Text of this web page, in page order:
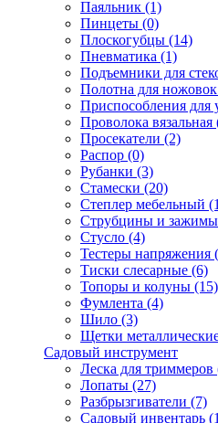
Паяльник (1)
Пинцеты (0)
Плоскогубцы (14)
Пневматика (1)
Подъемники для
Полотна для ножовок
Приспособления для
Проволока вязальная
Просекатели (2)
Распор (0)
Рубанки (3)
Стамески (20)
Степлер мебельный
Струбцины и зажимы
Стусло (4)
Тестеры напряжения
Тиски слесарные (6)
Топоры и колуны (15)
Фумлента (4)
Шило (3)
Щетки
Садовый инструмент
Леска для триммеров
Лопаты (27)
Разбрызгиватели (7)
Садовый инвентарь